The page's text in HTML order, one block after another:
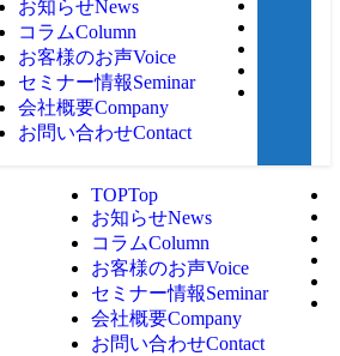
お知らせNews
コラムColumn
お客様のお声Voice
セミナー情報Seminar
会社概要Company
お問い合わせContact
TOPTop
お知らせNews
コラムColumn
お客様のお声Voice
セミナー情報Seminar
会社概要Company
お問い合わせContact